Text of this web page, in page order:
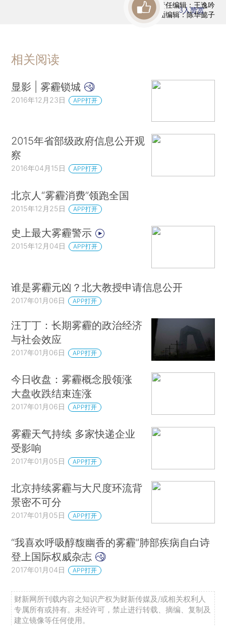
责任编辑：王逸吟
版面编辑：陈华懿子
3人赞赏
相关阅读
显影 | 雾霾锁城
2016年12月23日 APP打开
2015年省部级政府信息公开观
察
2016年04月15日 APP打开
北京人“雾霾消费”领跑全国
2015年12月25日 APP打开
史上最大雾霾警示
2015年12月04日 APP打开
谁是雾霾元凶？北大教授申请信息公开
2017年01月06日 APP打开
汪丁丁：长期雾霾的政治经济
与社会效应
2017年01月06日 APP打开
今日收盘：雾霾概念股领涨
大盘收跌结束连涨
2017年01月06日 APP打开
雾霾天气持续 多家快递企业
受影响
2017年01月05日 APP打开
北京持续雾霾与大尺度环流背
景密不可分
2017年01月05日 APP打开
“我喜欢呼吸醇馥幽香的雾霾”肺部疾病自白诗
登上国际权威杂志
2017年01月04日 APP打开
财新网所刊载内容之知识产权为财新传媒及/或相关权利人
专属所有或持有。未经许可，禁止进行转载、摘编、复制及
建立镜像等任何使用。